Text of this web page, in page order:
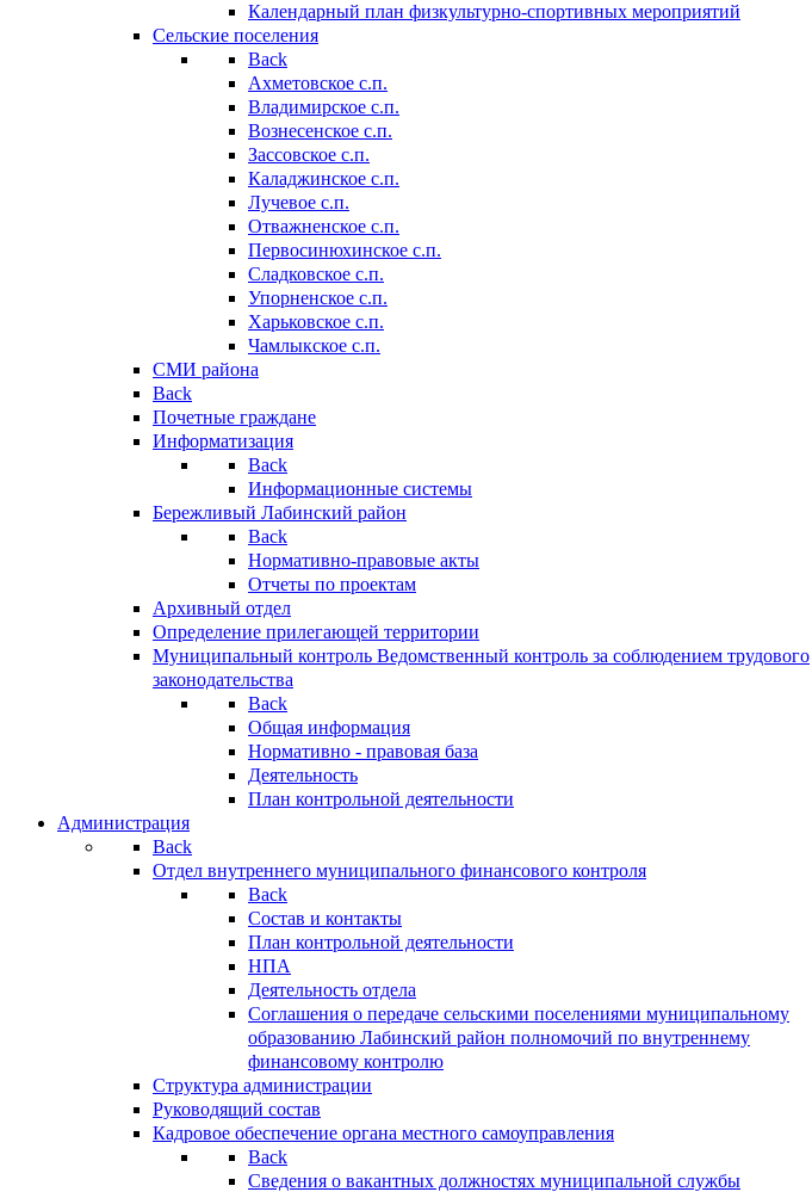
Календарный план физкультурно-спортивных мероприятий
Сельские поселения
Back
Ахметовское с.п.
Владимирское с.п.
Вознесенское с.п.
Зассовское с.п.
Каладжинское с.п.
Лучевое с.п.
Отважненское с.п.
Первосинюхинское с.п.
Сладковское с.п.
Упорненское с.п.
Харьковское с.п.
Чамлыкское с.п.
СМИ района
Back
Почетные граждане
Информатизация
Back
Информационные системы
Бережливый Лабинский район
Back
Нормативно-правовые акты
Отчеты по проектам
Архивный отдел
Определение прилегающей территории
Муниципальный контроль Ведомственный контроль за соблюдением трудового
законодательства
Back
Общая информация
Нормативно - правовая база
Деятельность
План контрольной деятельности
Администрация
Back
Отдел внутреннего муниципального финансового контроля
Back
Состав и контакты
План контрольной деятельности
НПА
Деятельность отдела
Соглашения о передаче сельскими поселениями муниципальному
образованию Лабинский район полномочий по внутреннему
финансовому контролю
Структура администрации
Руководящий состав
Кадровое обеспечение органа местного самоуправления
Back
Сведения о вакантных должностях муниципальной службы